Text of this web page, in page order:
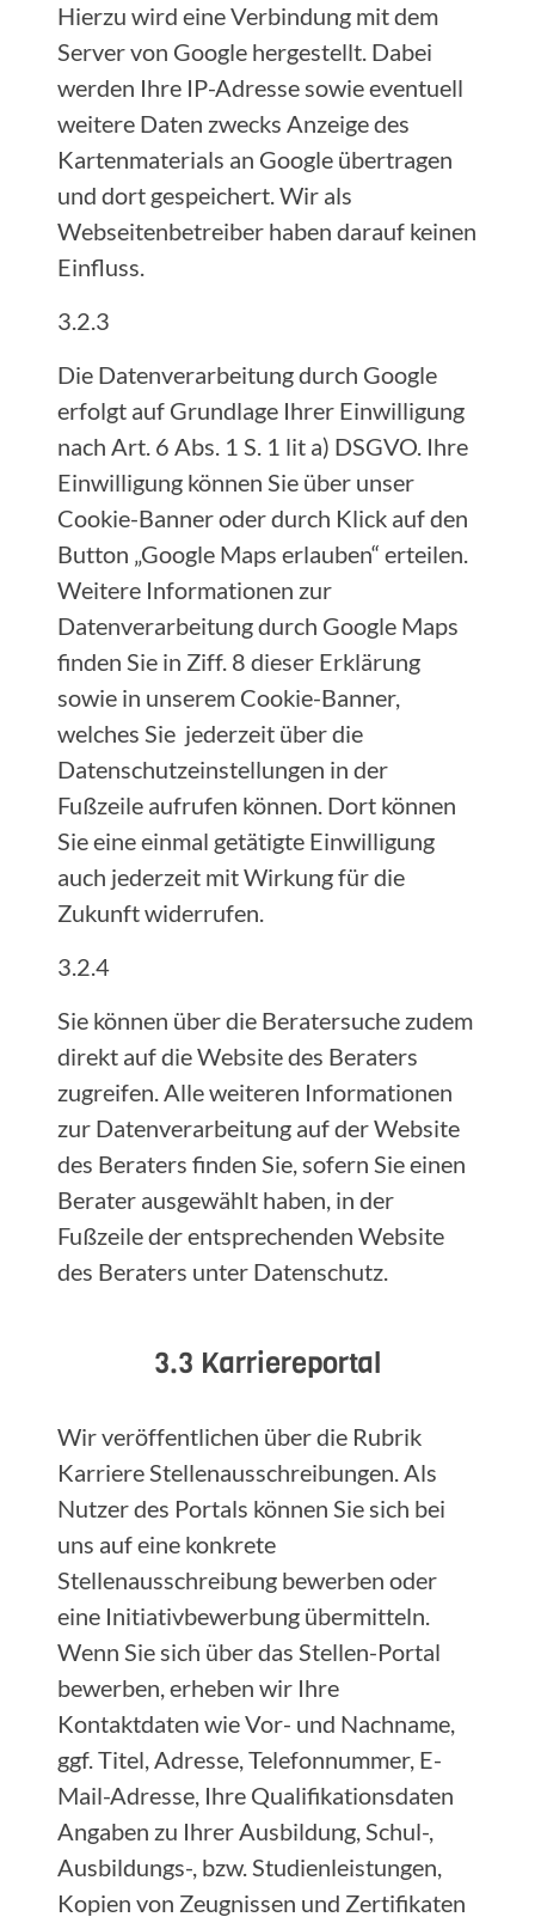
Hierzu wird eine Verbindung mit dem
Server von Google hergestellt. Dabei
werden Ihre IP-Adresse sowie eventuell
weitere Daten zwecks Anzeige des
Kartenmaterials an Google übertragen
und dort gespeichert. Wir als
Webseitenbetreiber haben darauf keinen
Einfluss.
3.2.3
Die Datenverarbeitung durch Google
erfolgt auf Grundlage Ihrer Einwilligung
nach Art. 6 Abs. 1 S. 1 lit a) DSGVO. Ihre
Einwilligung können Sie über unser
Cookie-Banner oder durch Klick auf den
Button „Google Maps erlauben“ erteilen.
Weitere Informationen zur
Datenverarbeitung durch Google Maps
finden Sie in Ziff. 8 dieser Erklärung
sowie in unserem Cookie-Banner,
welches Sie jederzeit über die
Datenschutzeinstellungen in der
Fußzeile aufrufen können. Dort können
Sie eine einmal getätigte Einwilligung
auch jederzeit mit Wirkung für die
Zukunft widerrufen.
3.2.4
Sie können über die Beratersuche zudem
direkt auf die Website des Beraters
zugreifen. Alle weiteren Informationen
zur Datenverarbeitung auf der Website
des Beraters finden Sie, sofern Sie einen
Berater ausgewählt haben, in der
Fußzeile der entsprechenden Website
des Beraters unter Datenschutz.
3.3 Karriereportal
Wir veröffentlichen über die Rubrik
Karriere Stellenausschreibungen. Als
Nutzer des Portals können Sie sich bei
uns auf eine konkrete
Stellenausschreibung bewerben oder
eine Initiativbewerbung übermitteln.
Wenn Sie sich über das Stellen-Portal
bewerben, erheben wir Ihre
Kontaktdaten wie Vor- und Nachname,
ggf. Titel, Adresse, Telefonnummer, E-
Mail-Adresse, Ihre Qualifikationsdaten
Angaben zu Ihrer Ausbildung, Schul-,
Ausbildungs-, bzw. Studienleistungen,
Kopien von Zeugnissen und Zertifikaten